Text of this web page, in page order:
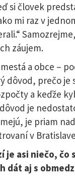
si človek
mi raz v
záujem.
a obce –
dôvod, prečo
a keďže
je
je priam
v
je asi niečo, čo
dát aj s